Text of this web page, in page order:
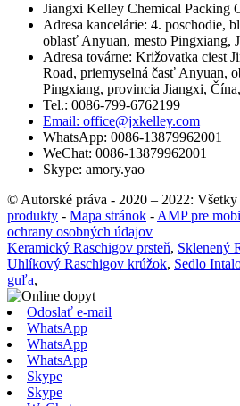
Jiangxi Kelley Chemical Packing
Adresa kancelárie: 4. poschodie,
oblasť Anyuan, mesto Pingxiang,
Adresa továrne: Križovatka ciest
Road, priemyselná časť Anyuan,
Pingxiang, provincia Jiangxi,
Tel.: 0086-799-6762199
Email: office@jxkelley.com
WhatsApp: 0086-13879962001
WeChat: 0086-13879962001
Skype: amory.yao
© Autorské práva - 2020 – 2022: Všetky
produkty - Mapa stránok - AMP pre
ochrany osobných údajov
Keramický Raschigov prsteň, Sklenený
Uhlíkový Raschigov krúžok, Sedlo
guľa,
Odoslať e-mail
WhatsApp
WhatsApp
WhatsApp
Skype
Skype